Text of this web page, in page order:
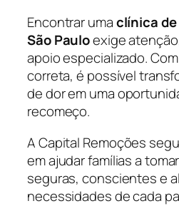
Encontrar umaclínica
São Pauloexige
apoio especializado.
correta, é possível
de dor em uma
recomeço.
A Capital Remoções
em ajudar famílias a
seguras, conscientes e
necessidades de cada